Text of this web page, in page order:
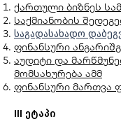
ქართული ბიზნეს
საქმიანობის
საგადასახადო
ფინანსური
აუდიტი და
მომსახურება ამმ
ფინანსური მართვა
III ეტაპი